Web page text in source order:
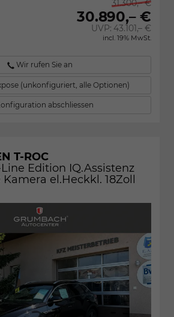
31.300,– €
30.890,– €
UVP: 43.101,– €
incl. 19% MwSt.
Wir rufen Sie an
(unkonfiguriert, alle Optionen)
abschliessen
T-ROC
Line Edition IQ.Assistenz
el.Heckkl. 18Zoll